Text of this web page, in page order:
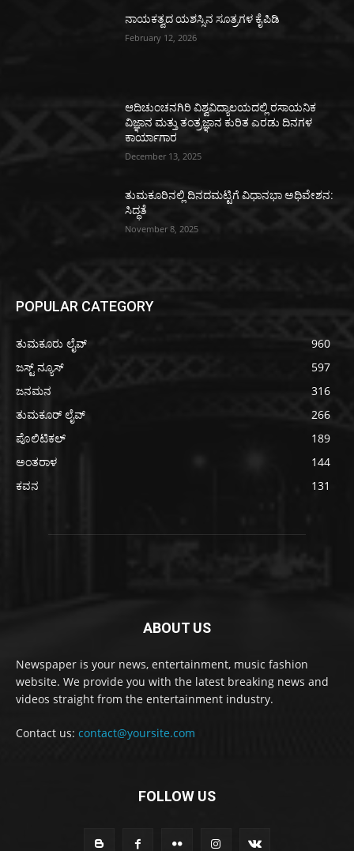
ನಾಯಕತ್ವದ ಯಶಸ್ಸಿನ ಸೂತ್ರಗಳ ಕೈಪಿಡಿ
February 12, 2026
ಆದಿಚುಂಚನಗಿರಿ ವಿಶ್ವವಿದ್ಯಾಲಯದಲ್ಲಿ ರಸಾಯನಿಕ
ವಿಜ್ಞಾನ ಮತ್ತು ತಂತ್ರಜ್ಞಾನ ಕುರಿತ ಎರಡು ದಿನಗಳ
ಕಾರ್ಯಾಗಾರ
December 13, 2025
ತುಮಕೂರಿನಲ್ಲಿ ದಿನದಮಟ್ಟಿಗೆ ವಿಧಾನಭಾ ಅಧಿವೇಶನ:
ಸಿದ್ಧತೆ
November 8, 2025
POPULAR CATEGORY
ತುಮಕೂರು ಲೈವ್
960
ಜಸ್ಟ್ ನ್ಯೂಸ್
597
ಜನಮನ
316
ತುಮಕೂರ್ ಲೈವ್
266
ಪೊಲಿಟಿಕಲ್
189
ಅಂತರಾಳ
144
ಕವನ
131
ABOUT US
Newspaper is your news, entertainment, music fashion
website. We provide you with the latest breaking news and
videos straight from the entertainment industry.
Contact us: contact@yoursite.com
FOLLOW US